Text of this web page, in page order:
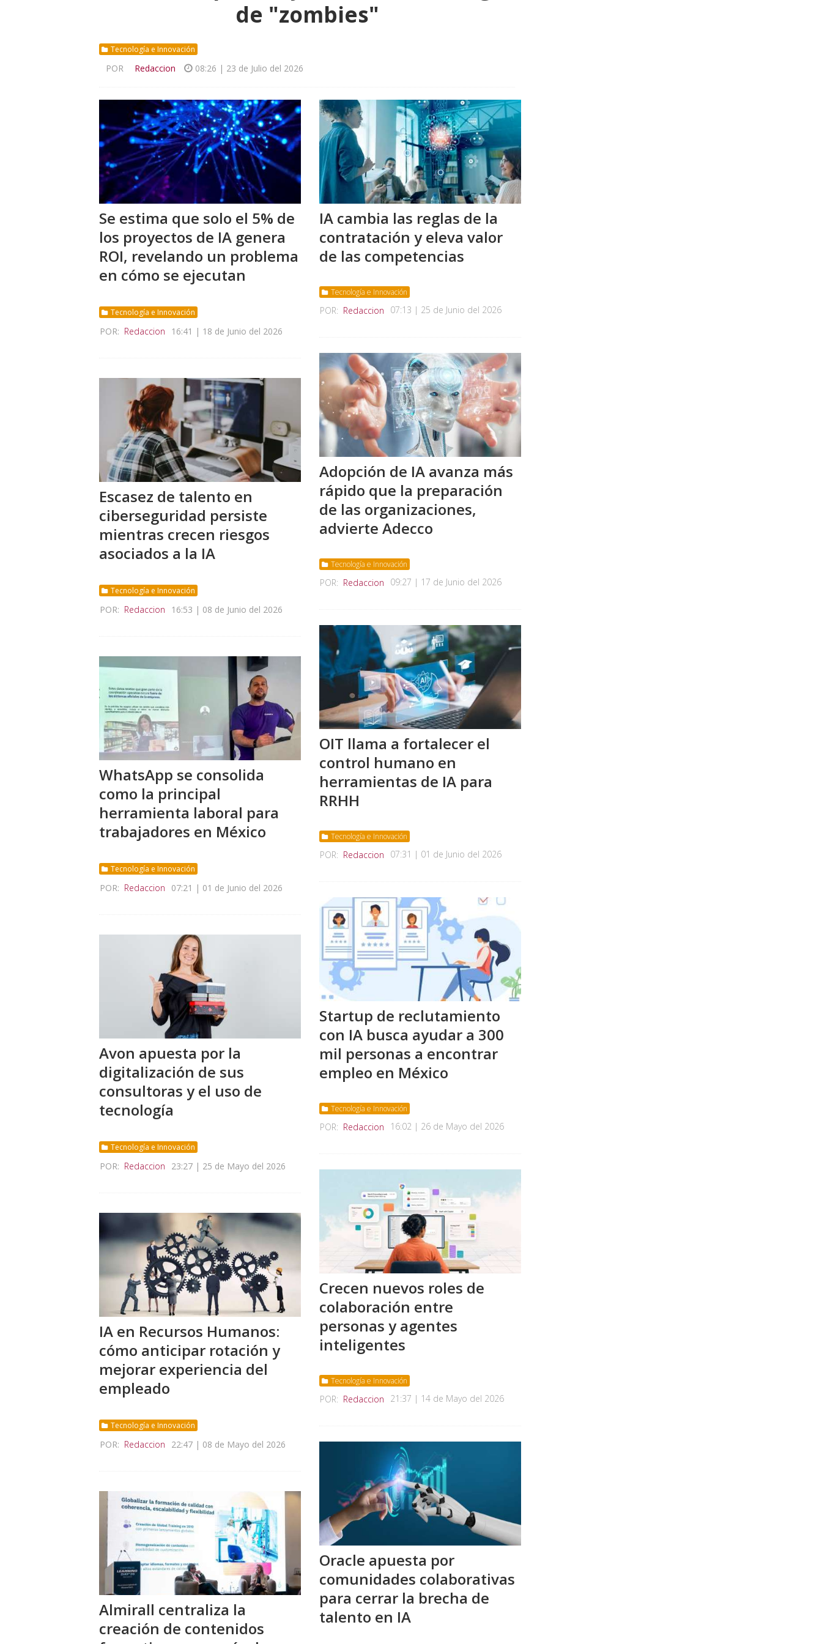
de "zombies"
Tecnología e Innovación
POR Redaccion 08:26 | 23 de Julio del 2026
Se estima que solo el 5% de
los proyectos de IA genera
ROI, revelando un problema
en cómo se ejecutan
Tecnología e Innovación
POR: Redaccion 16:41 | 18 de Junio del 2026
Escasez de talento en
ciberseguridad persiste
mientras crecen riesgos
asociados a la IA
Tecnología e Innovación
POR: Redaccion 16:53 | 08 de Junio del 2026
WhatsApp se consolida
como la principal
herramienta laboral para
trabajadores en México
Tecnología e Innovación
POR: Redaccion 07:21 | 01 de Junio del 2026
Avon apuesta por la
digitalización de sus
consultoras y el uso de
tecnología
Tecnología e Innovación
POR: Redaccion 23:27 | 25 de Mayo del 2026
IA en Recursos Humanos:
cómo anticipar rotación y
mejorar experiencia del
empleado
Tecnología e Innovación
POR: Redaccion 22:47 | 08 de Mayo del 2026
Almirall centraliza la
creación de contenidos
IA cambia las reglas de la
contratación y eleva valor
de las competencias
Tecnología e Innovación
POR: Redaccion 07:13 | 25 de Junio del 2026
Adopción de IA avanza más
rápido que la preparación
de las organizaciones,
advierte Adecco
Tecnología e Innovación
POR: Redaccion 09:27 | 17 de Junio del 2026
OIT llama a fortalecer el
control humano en
herramientas de IA para
RRHH
Tecnología e Innovación
POR: Redaccion 07:31 | 01 de Junio del 2026
Startup de reclutamiento
con IA busca ayudar a 300
mil personas a encontrar
empleo en México
Tecnología e Innovación
POR: Redaccion 16:02 | 26 de Mayo del 2026
Crecen nuevos roles de
colaboración entre
personas y agentes
inteligentes
Tecnología e Innovación
POR: Redaccion 21:37 | 14 de Mayo del 2026
Oracle apuesta por
comunidades colaborativas
para cerrar la brecha de
talento en IA